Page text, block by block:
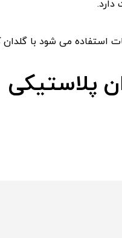
استفاده می شود با
پلاستیکی